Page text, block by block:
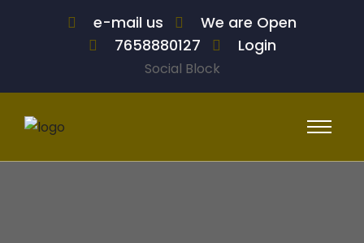
e-mail us
We are Open
7658880127
Login
Social Block